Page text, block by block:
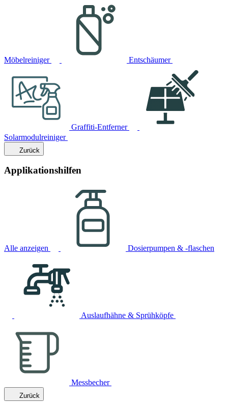
Möbelreiniger Entschäumer
Graffiti-Entferner
Solarmodulreiniger
Zurück
Applikationshilfen
Alle anzeigen Dosierpumpen & -flaschen
Auslaufhähne & Sprühköpfe
Messbecher
Zurück